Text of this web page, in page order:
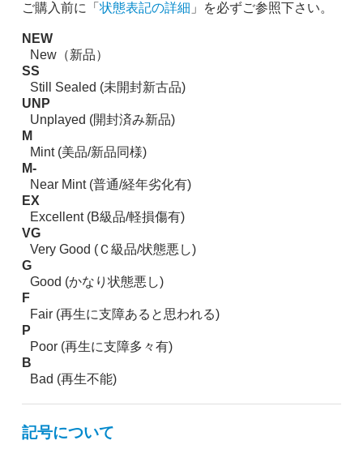
ご購入前に「 状態表記の詳細 」を必ずご参照下さい。
NEW
New（新品）
SS
Still Sealed (未開封新古品)
UNP
Unplayed (開封済み新品)
M
Mint (美品/新品同様)
M-
Near Mint (普通/経年劣化有)
EX
Excellent (B級品/軽損傷有)
VG
Very Good (Ｃ級品/状態悪し)
G
Good (かなり状態悪し)
F
Fair (再生に支障あると思われる)
P
Poor (再生に支障多々有)
B
Bad (再生不能)
記号について